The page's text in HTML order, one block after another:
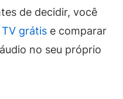
de decidir, você
grátis e comparar
no seu próprio